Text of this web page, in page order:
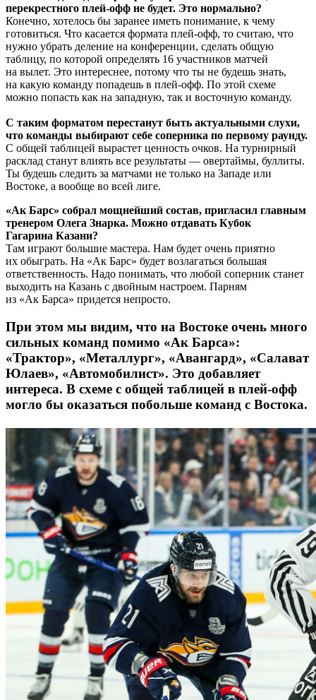
перекрестного плей-офф не будет. Это нормально?
Конечно, хотелось бы заранее иметь понимание, к чему
готовиться. Что касается формата плей-офф, то считаю, что
нужно убрать деление на конференции, сделать общую
таблицу, по которой определять 16 участников матчей
на вылет. Это интереснее, потому что ты не будешь знать,
на какую команду попадешь в плей-офф. По этой схеме
можно попасть как на западную, так и восточную команду.
С таким форматом перестанут быть актуальными слухи,
что команды выбирают себе соперника по первому раунду.
С общей таблицей вырастет ценность очков. На турнирный
расклад станут влиять все результаты — овертаймы, буллиты.
Ты будешь следить за матчами не только на Западе или
Востоке, а вообще во всей лиге.
«Ак Барс» собрал мощнейший состав, пригласил главным
тренером Олега Знарка. Можно отдавать Кубок
Гагарина Казани?
Там играют большие мастера. Нам будет очень приятно
их обыграть. На «Ак Барс» будет возлагаться большая
ответственность. Надо понимать, что любой соперник станет
выходить на Казань с двойным настроем. Парням
из «Ак Барса» придется непросто.
При этом мы видим, что на Востоке очень много
сильных команд помимо «Ак Барса»:
«Трактор», «Металлург», «Авангард», «Салават
Юлаев», «Автомобилист». Это добавляет
интереса. В схеме с общей таблицей в плей-офф
могло бы оказаться побольше команд с Востока.